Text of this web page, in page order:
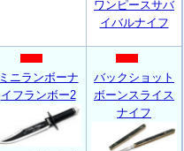
ワンピースサバ
イバルナイフ
ミニランボーナ
イフランボー2
バックショット
ボーンスライス
ナイフ